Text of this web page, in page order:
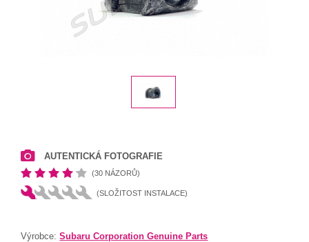
AUTENTICKÁ FOTOGRAFIE
(30 NÁZORŮ)
(SLOŽITOST INSTALACE)
Výrobce:Subaru Corporation Genuine Parts